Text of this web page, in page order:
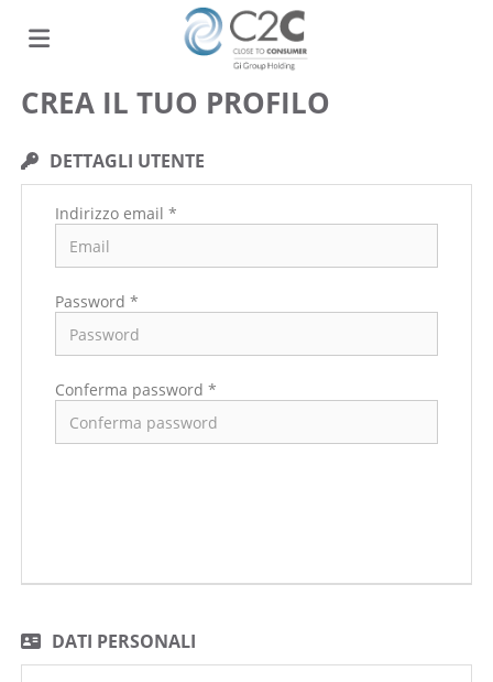
Home
Offerte
di
lavoro
Carica
il
CV
Login
CREA IL TUO PROFILO
DETTAGLI UTENTE
Indirizzo email *
Password *
Conferma password *
DATI PERSONALI